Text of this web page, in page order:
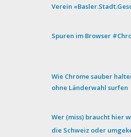
Verein
Spuren im Browser
Wie Chrome sauber
ohne Länderwahl surfen
Wer (miss) braucht hier
die Schweiz oder